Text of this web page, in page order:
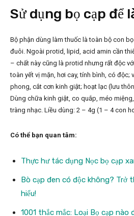
Sử dụng bọ cạp để
Bộ phận dùng làm thuốc là toàn bộ con
đuôi. Ngoài protid, lipid, acid amin cần
– chất này cũng là protid nhưng rất độc
toàn yết vị mặn, hơi cay, tính bình, có
phong, cắt cơn kinh giật; hoạt lạc (lưu
Dùng chữa kinh giật, co quắp, méo
tràng nhạc. Liều dùng: 2 – 4g (1 – 4 con
Có thể bạn quan tâm:
Thực hư tác dụng Nọc bọ cạp
Bò cạp đen có độc không? Trở
hiểu!
1001 thắc mắc: Loại Bọ cạp